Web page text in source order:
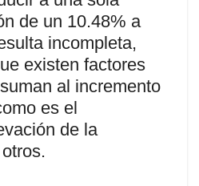
de un 10.48% a
incompleta,
existen factores
al incremento
es el
de la